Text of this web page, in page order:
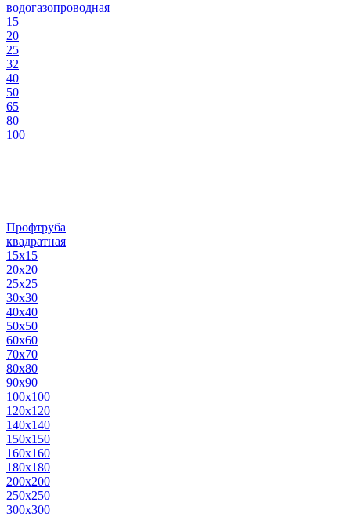
водогазопроводная
15
20
25
32
40
50
65
80
100
Профтруба
квадратная
15х15
20х20
25х25
30х30
40х40
50х50
60х60
70х70
80х80
90х90
100х100
120х120
140х140
150х150
160х160
180х180
200х200
250х250
300х300